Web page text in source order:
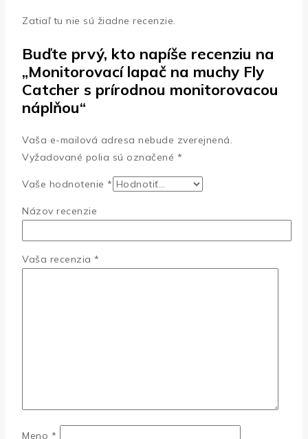
Zatiaľ tu nie sú žiadne recenzie.
Buďte prvý, kto napíše recenziu na
„Monitorovací lapač na muchy Fly
Catcher s prírodnou monitorovacou
náplňou“
Vaša e-mailová adresa nebude zverejnená.
Vyžadované polia sú označené *
Vaše hodnotenie *
Názov recenzie
Vaša recenzia *
Meno *